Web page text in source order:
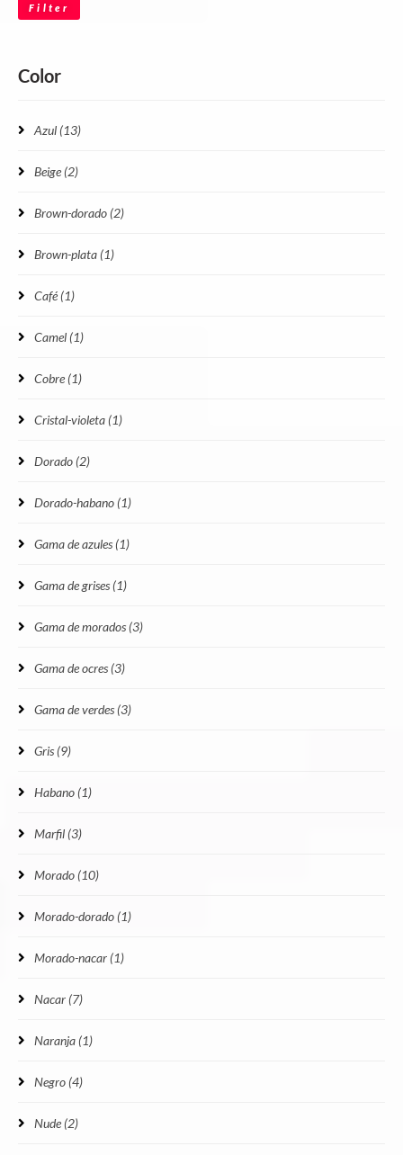
Filter
Color
Azul (13)
Beige (2)
Brown-dorado (2)
Brown-plata (1)
Café (1)
Camel (1)
Cobre (1)
Cristal-violeta (1)
Dorado (2)
Dorado-habano (1)
Gama de azules (1)
Gama de grises (1)
Gama de morados (3)
Gama de ocres (3)
Gama de verdes (3)
Gris (9)
Habano (1)
Marfil (3)
Morado (10)
Morado-dorado (1)
Morado-nacar (1)
Nacar (7)
Naranja (1)
Negro (4)
Nude (2)